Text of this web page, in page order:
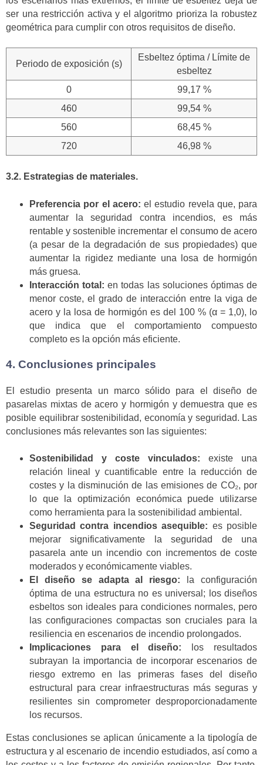
ser una restricción activa y el algoritmo prioriza la robustez
geométrica para cumplir con otros requisitos de diseño.
Periodo de exposición (s)
Esbeltez óptima / Límite de
esbeltez
0
99,17 %
460
99,54 %
560
68,45 %
720
46,98 %
3.2. Estrategias de materiales.
Preferencia por el acero: el estudio revela que, para
aumentar la seguridad contra incendios, es más
rentable y sostenible incrementar el consumo de acero
(a pesar de la degradación de sus propiedades) que
aumentar la rigidez mediante una losa de hormigón
más gruesa.
Interacción total: en todas las soluciones óptimas de
menor coste, el grado de interacción entre la viga de
acero y la losa de hormigón es del 100 % (α = 1,0), lo
que indica que el comportamiento compuesto
completo es la opción más eficiente.
4. Conclusiones principales
El estudio presenta un marco sólido para el diseño de
pasarelas mixtas de acero y hormigón y demuestra que es
posible equilibrar sostenibilidad, economía y seguridad. Las
conclusiones más relevantes son las siguientes:
Sostenibilidad y coste vinculados: existe una
relación lineal y cuantificable entre la reducción de
costes y la disminución de las emisiones de CO₂, por
lo que la optimización económica puede utilizarse
como herramienta para la sostenibilidad ambiental.
Seguridad contra incendios asequible: es posible
mejorar significativamente la seguridad de una
pasarela ante un incendio con incrementos de coste
moderados y económicamente viables.
El diseño se adapta al riesgo: la configuración
óptima de una estructura no es universal; los diseños
esbeltos son ideales para condiciones normales, pero
las configuraciones compactas son cruciales para la
resiliencia en escenarios de incendio prolongados.
Implicaciones para el diseño: los resultados
subrayan la importancia de incorporar escenarios de
riesgo extremo en las primeras fases del diseño
estructural para crear infraestructuras más seguras y
resilientes sin comprometer desproporcionadamente
los recursos.
Estas conclusiones se aplican únicamente a la tipología de
estructura y al escenario de incendio estudiados, así como a